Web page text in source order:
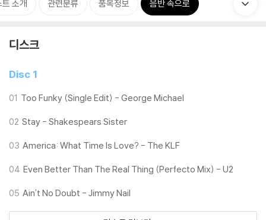
소개 관련분류 품목정보 음반 속으로
디스크
Disc 1
01 Too Funky (Single Edit) - George Michael
02 Stay - Shakespears Sister
03 America: What Time Is Love? - The KLF
04 Even Better Than The Real Thing (Perfecto Mix) - U2
05 Ain't No Doubt - Jimmy Nail